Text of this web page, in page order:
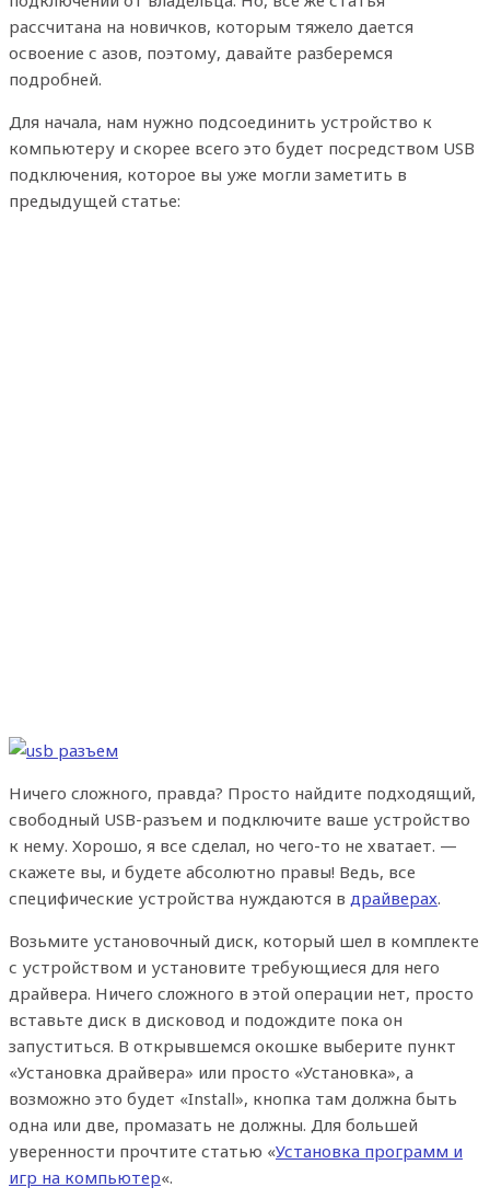
рассчитана на новичков, которым тяжело дается
освоение с азов, поэтому, давайте разберемся
подробней.
Для начала, нам нужно подсоединить устройство к
компьютеру и скорее всего это будет посредством USB
подключения, которое вы уже могли заметить в
предыдущей статье:
Ничего сложного, правда? Просто найдите подходящий,
свободный USB-разъем и подключите ваше устройство
к нему. Хорошо, я все сделал, но чего-то не хватает. —
скажете вы, и будете абсолютно правы! Ведь, все
специфические устройства нуждаются в драйверах.
Возьмите установочный диск, который шел в комплекте
с устройством и установите требующиеся для него
драйвера. Ничего сложного в этой операции нет, просто
вставьте диск в дисковод и подождите пока он
запуститься. В открывшемся окошке выберите пункт
«Установка драйвера» или просто «Установка», а
возможно это будет «Install», кнопка там должна быть
одна или две, промазать не должны. Для большей
уверенности прочтите статью «Установка программ и
игр на компьютер«.